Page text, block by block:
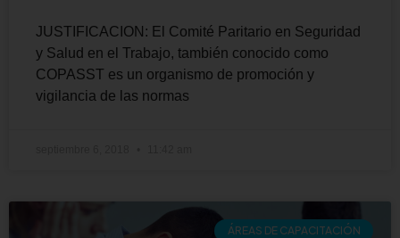
JUSTIFICACION: El Comité Paritario en Seguridad
y Salud en el Trabajo, también conocido como
COPASST es un organismo de promoción y
vigilancia de las normas
ÁREAS DE CAPACITACIÓN